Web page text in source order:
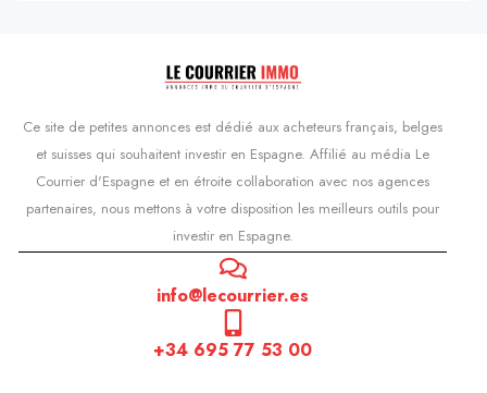
Ce site de petites annonces est dédié aux acheteurs français, belges
et suisses qui souhaitent investir en Espagne. Affilié au média Le
Courrier d'Espagne et en étroite collaboration avec nos agences
partenaires, nous mettons à votre disposition les meilleurs outils pour
investir en Espagne.
info@lecourrier.es
+34 695 77 53 00